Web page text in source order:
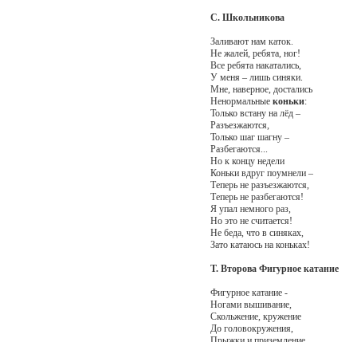
С. Школьникова
Заливают нам каток.
Не жалей, ребята, ног!
Все ребята накатались,
У меня – лишь синяки.
Мне, наверное, достались
Ненормальные коньки:
Только встану на лёд –
Разъезжаются,
Только шаг шагну –
Разбегаются...
Но к концу недели
Коньки вдруг поумнели –
Теперь не разъезжаются,
Теперь не разбегаются!
Я упал немного раз,
Но это не считается!
Не беда, что в синяках,
Зато катаюсь на коньках!
Т. Второва Фигурное катание
Фигурное катание -
Ногами вышивание,
Скольжение, кружение
До головокружения,